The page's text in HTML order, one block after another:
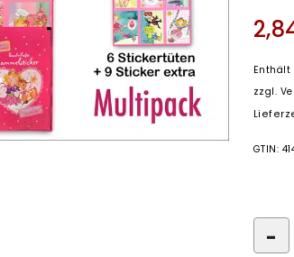
Enthält
zzgl.
GTIN: